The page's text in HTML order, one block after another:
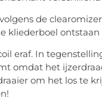
de
kliederboel
eraf. In
omdat het
om het los te